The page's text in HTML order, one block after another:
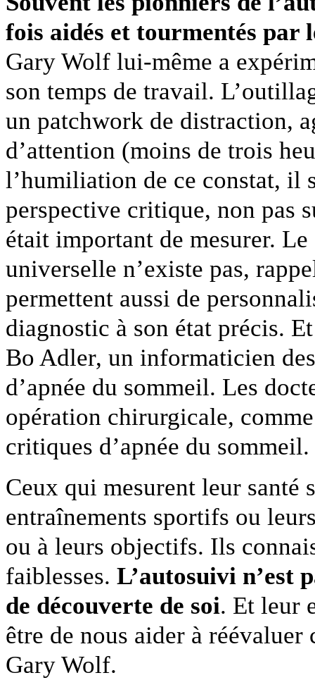
fois aidés et tourmentés par
Gary Wolf lui-même a
son temps de travail.
un patchwork de distraction,
d’attention (moins de trois
l’humiliation de ce constat, il
perspective critique, non pas
était important de mesurer.
universelle n’existe pas,
permettent aussi de
diagnostic à son état précis.
Bo Adler, un informaticien
d’apnée du sommeil. Les
opération chirurgicale,
critiques d’apnée du
Ceux qui mesurent leur santé
entraînements sportifs ou
ou à leurs objectifs. Ils
faiblesses. L’autosuivi n’est
de découverte de soi. Et leur
être de nous aider à
Gary Wolf.